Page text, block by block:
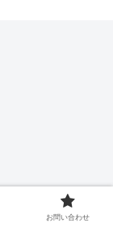
お問い合わせ